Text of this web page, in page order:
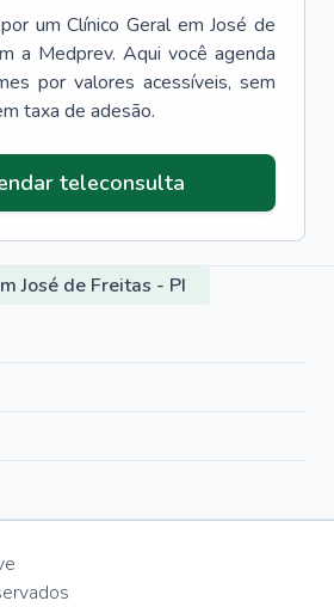
um Clínico Geral em José de
a Medprev. Aqui você agenda
por valores acessíveis, sem
taxa de adesão.
teleconsulta
José de Freitas - PI